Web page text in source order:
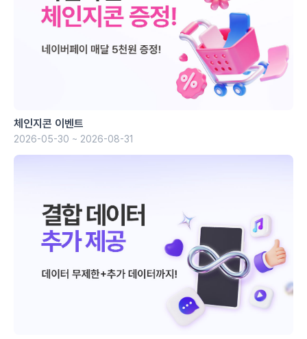
체인지콘 이벤트
2026-05-30 ~ 2026-08-31